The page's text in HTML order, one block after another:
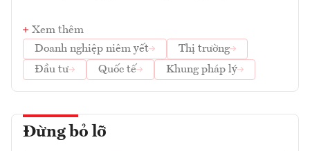
Xem thêm
Doanh nghiệp niêm yết
Thị trường
Đầu tư
Quốc tế Khung pháp lý
Đừng bỏ lỡ